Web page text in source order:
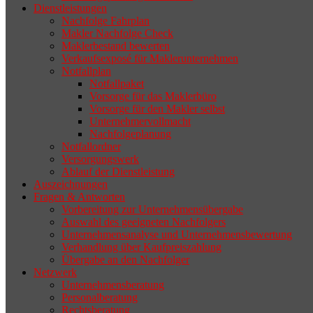
selten die Geschäftsaufgabe.
Dienstleistungen
Nachfolge Fahrplan
Makler Nachfolge Check
Maklerbestand bewerten
Verkaufsexposé für Maklerunternehmen
Notfallplan
Notfallpaket
Vorsorge für das Maklerbüro
Vorsorge für den Makler selbst
Unternehmervollmacht
Nachfolgeplanung
Notfallordner
Versorgungswerk
Ablauf der Dienstleistung
Auszeichnungen
Fragen & Antworten
Vorbereitung zur Unternehmensübergabe
Auswahl des geeigneten Nachfolgers
Unternehmensanalyse und Unternehmensbewertung
Verhandlung über Kaufpreiszahlung
Übergabe an den Nachfolger
Netzwerk
Unternehmensberatung
Personalberatung
Rechtsberatung